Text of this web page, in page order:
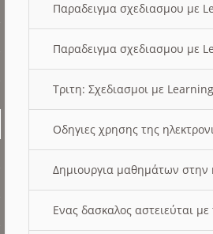
Παραδειγμα σχεδιασμου με
Παραδειγμα σχεδιασμου με
Τριτη: Σχεδιασμοι με
Οδηγιες χρησης της
Δημιουργια μαθημάτων στην
Ενας δασκαλος αστειεύται